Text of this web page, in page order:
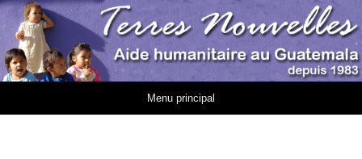
Association Terres
Nouvelles
AIDE HUMANITAIRE AU GUATEMALA DEPUIS 1983
Menu principal